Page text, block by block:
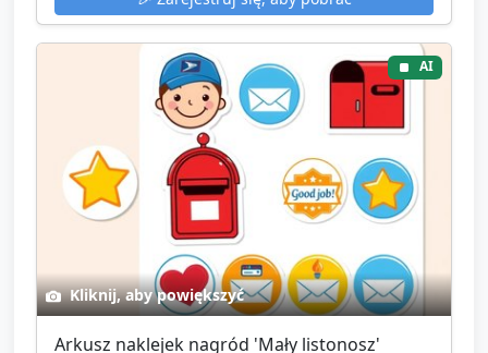
AI
Kliknij, aby powiększyć
Arkusz naklejek nagród 'Mały listonosz'